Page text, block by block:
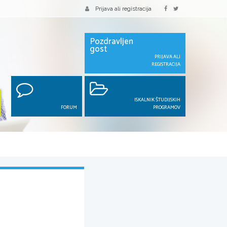
Prijava ali registracija
Pozdravljen
gost
PRIJAVA ALI
REGISTRACIJA
FORUM
ISKALNIK ŠTUDIJSKIH
PROGRAMOV